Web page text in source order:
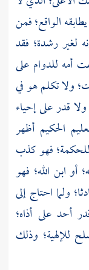
الواقع؛ فمن
لغير رشدة؛ فقد
أمه للدوام على
ولا تكلم هو في
قدر على إحياء
الحكيم أظهر
فهو كذب
أو ابن الله؛ فهو
ولما احتاج إلى
أحد على أذاه؛
للإلهية؛ وذلك